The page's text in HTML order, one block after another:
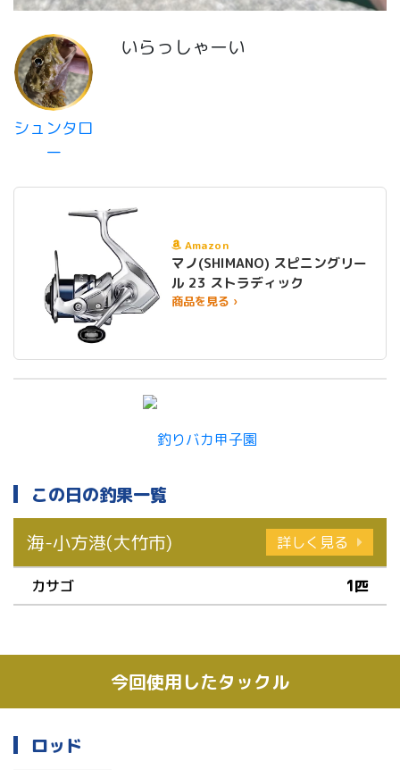
シュンタロ
ー
いらっしゃーい
Amazon
マノ(SHIMANO) スピニングリー
ル 23 ストラディック
商品を見る ›
この日の釣果一覧
海-小方港(大竹市) 詳しく見る
カサゴ 1匹
今回使用したタックル
ロッド